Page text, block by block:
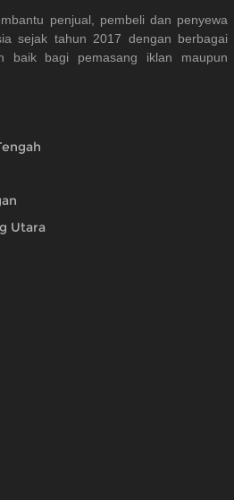
penjual, pembeli dan penyewa
sejak tahun 2017 dengan berbagai
baik bagi pemasang iklan maupun
Utara